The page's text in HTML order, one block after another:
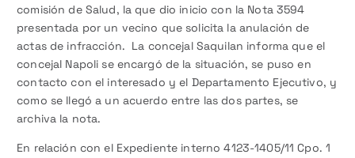
comisión de Salud, la que dio inicio con la Nota 3594
presentada por un vecino que solicita la anulación de
actas de infracción. La concejal Saquilan informa que el
concejal Napoli se encargó de la situación, se puso en
contacto con el interesado y el Departamento Ejecutivo, y
como se llegó a un acuerdo entre las dos partes, se
archiva la nota.
En relación con el Expediente interno 4123-1405/11 Cpo. 1